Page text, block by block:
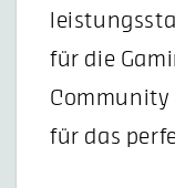
für die
Community
für das